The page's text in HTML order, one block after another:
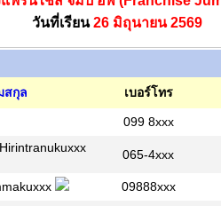
วันที่เรียน26 มิถุนายน 2569
สกุล เบอร์โทร
099 8xxx
065-4xxx
09888xxx